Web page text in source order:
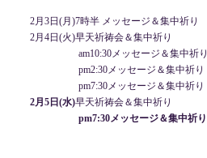
2月3日(月)7時半 メッセージ＆集中祈り
2月4日(火)早天祈祷会＆集中祈り
am10:30メッセージ＆集中祈り
pm2:30メッセージ＆集中祈り
pm7:30メッセージ＆集中祈り
2月5日(水)早天祈祷会＆集中祈り
pm7:30メッセージ＆集中祈り